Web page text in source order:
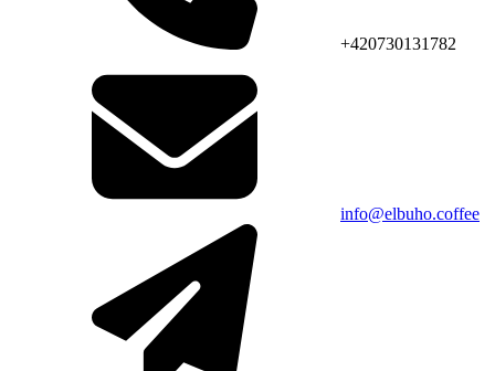
+420730131782
info@elbuho.coffee